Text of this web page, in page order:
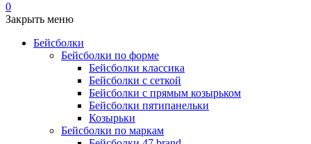
0
Закрыть меню
Бейсболки
Бейсболки по форме
Бейсболки классика
Бейсболки с сеткой
Бейсболки с прямым козырьком
Бейсболки пятипанельки
Козырьки
Бейсболки по маркам